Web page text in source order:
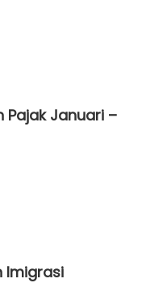
Pajak Januari –
Imigrasi